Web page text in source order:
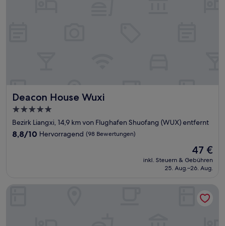
Deacon House Wuxi
Deacon House Wuxi
5.0-
Sterne-
Unterkunft
Bezirk Liangxi, 14,9 km von Flughafen Shuofang (WUX) entfernt
8.8
8,8/10 Hervorragend (98 Bewertungen)
Der
Preis
beträgt
47 €
inkl. Steuern & Gebühren
25. Aug.–26. Aug.
Intercontinental Wuxi by IHG